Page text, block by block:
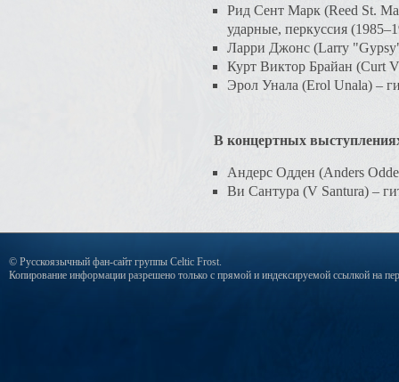
Рид Сент Марк (Reed St.
ударные, перкуссия
Ларри Джонс (Larry "Gypsy"
Курт Виктор Брайан (Curt
Эрол Унала (Erol Unala) –
В концертных
Андерс Одден (Anders
Ви Сантура (V Santura) –
© Русскоязычный фан-сайт группы Celtic Frost.
Копирование информации разрешено только с прямой и индексируемой ссылкой на